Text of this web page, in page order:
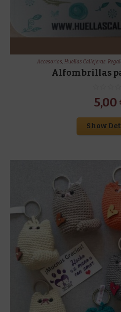
Accesorios, Huellas Callejeras,
Alfombrillas
5,00
Show